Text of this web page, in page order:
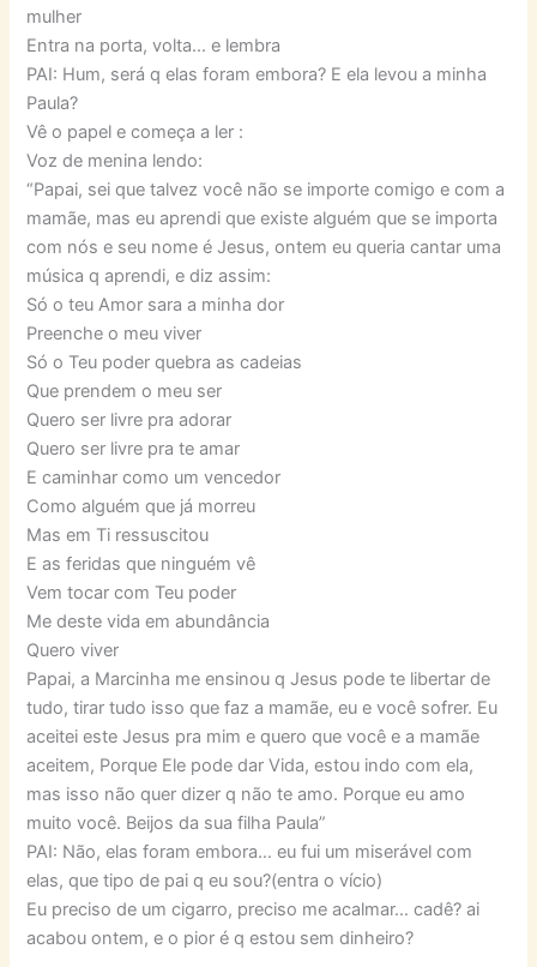
mulher
Entra na porta, volta… e lembra
PAI: Hum, será q elas foram embora? E ela levou a minha
Paula?
Vê o papel e começa a ler :
Voz de menina lendo:
“Papai, sei que talvez você não se importe comigo e com a
mamãe, mas eu aprendi que existe alguém que se importa
com nós e seu nome é Jesus, ontem eu queria cantar uma
música q aprendi, e diz assim:
Só o teu Amor sara a minha dor
Preenche o meu viver
Só o Teu poder quebra as cadeias
Que prendem o meu ser
Quero ser livre pra adorar
Quero ser livre pra te amar
E caminhar como um vencedor
Como alguém que já morreu
Mas em Ti ressuscitou
E as feridas que ninguém vê
Vem tocar com Teu poder
Me deste vida em abundância
Quero viver
Papai, a Marcinha me ensinou q Jesus pode te libertar de
tudo, tirar tudo isso que faz a mamãe, eu e você sofrer. Eu
aceitei este Jesus pra mim e quero que você e a mamãe
aceitem, Porque Ele pode dar Vida, estou indo com ela,
mas isso não quer dizer q não te amo. Porque eu amo
muito você. Beijos da sua filha Paula”
PAI: Não, elas foram embora… eu fui um miserável com
elas, que tipo de pai q eu sou?(entra o vício)
Eu preciso de um cigarro, preciso me acalmar… cadê? ai
acabou ontem, e o pior é q estou sem dinheiro?